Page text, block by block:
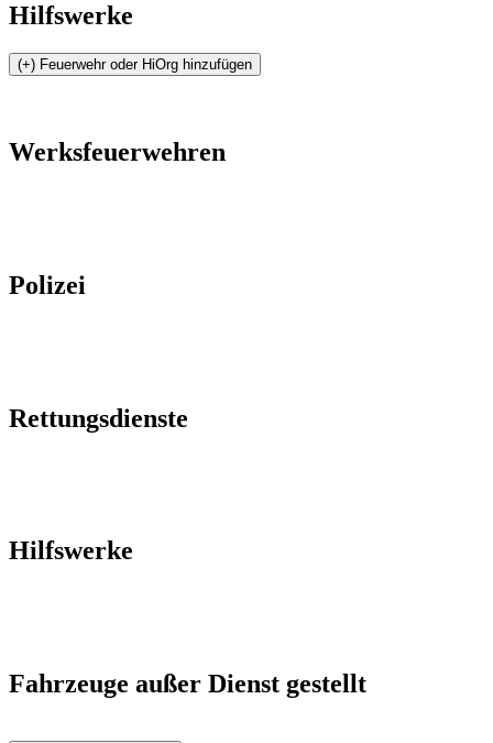
Hilfswerke
Werksfeuerwehren
Polizei
Rettungsdienste
Hilfswerke
Fahrzeuge außer Dienst gestellt